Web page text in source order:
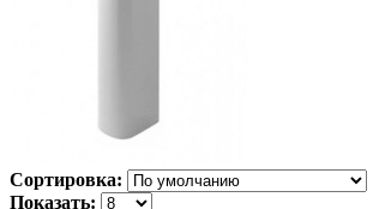
Сортировка:
Показать: